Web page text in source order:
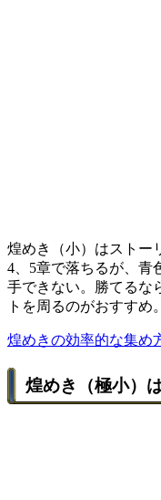
煌めき（小）はストー
4、5章で落ちるが、青
手できない。勝てるな
トを周るのがおすすめ。
煌めきの効率的な集め
煌めき（極小）